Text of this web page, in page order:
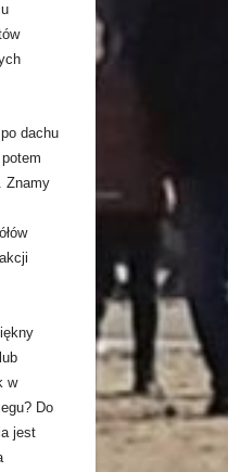
dachu
Znamy
w
Do
jest